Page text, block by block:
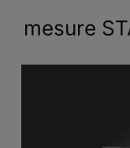
mesure